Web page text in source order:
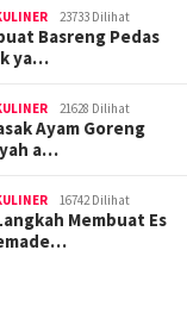
23733 Dilihat
Basreng Pedas
ya…
21628 Dilihat
Ayam Goreng
a…
16742 Dilihat
Membuat Es